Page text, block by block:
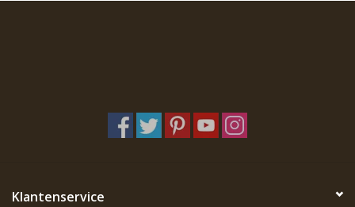
Klantenservice